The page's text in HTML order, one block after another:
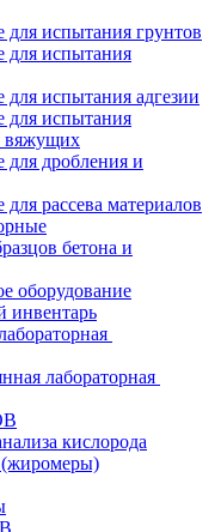
для испытания грунтов
для испытания
для испытания адгезии
для испытания
вяжущих
для дробления и
рассева материалов
бетона и
оборудование
инвентарь
лабораторная
кислорода